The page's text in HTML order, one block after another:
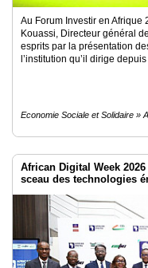
Au Forum Investir en
Kouassi, Directeur général
esprits par la présentation
l’institution qu’il dirige
Economie Sociale et Solidaire »
African Digital Week
sceau des technologies